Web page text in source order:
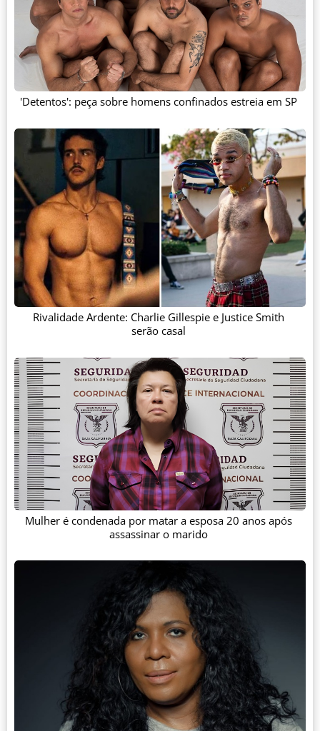
'Detentos': peça sobre homens confinados estreia em SP
Rivalidade Ardente: Charlie Gillespie e Justice Smith
serão casal
Mulher é condenada por matar a esposa 20 anos após
assassinar o marido